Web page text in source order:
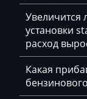
Belgee
Bell
Bentley
BMW
Увеличится
установки
расход
Какая